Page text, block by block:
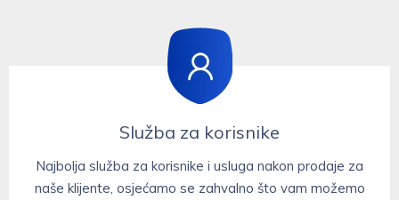
Služba za korisnike​​​​​​
Najbolja služba za korisnike i usluga nakon prodaje za
naše klijente, osjećamo se zahvalno što vam možemo